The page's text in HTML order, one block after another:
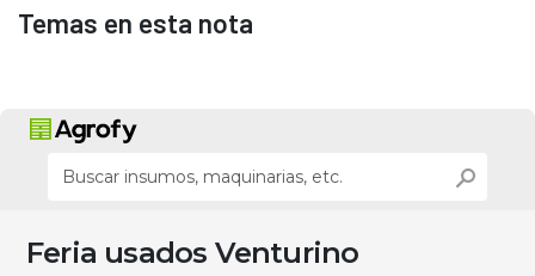
Temas en esta nota
Feria usados Venturino